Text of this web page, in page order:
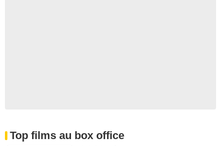
Top films au box office